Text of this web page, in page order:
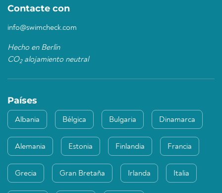
Contacte con
info@swimcheck.com
Hecho en Berlín
CO2alojamiento neutral
Países
Albania Bélgica Bulgaria Dinamarca
Alemania Estonia Finlandia Francia
Grecia Gran Bretaña Irlanda Italia